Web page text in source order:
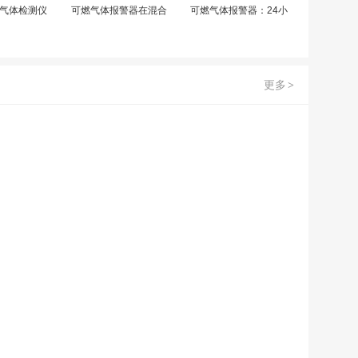
体检测仪 可燃气体报警器在混合 可燃气体报警器：24小
更多 >